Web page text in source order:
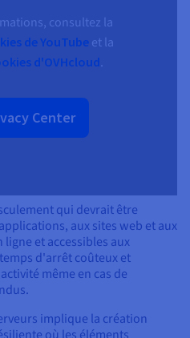
consultez la
de YouTubeet la
d'OVHcloud.
Center
qui devrait être
aux sites web et aux
et accessibles aux
d'arrêt coûteux et
même en cas de
implique la création